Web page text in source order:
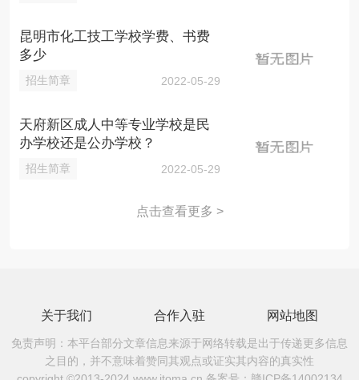
昆明市化工技工学校学费、书费
多少
招生简章 2022-05-29
天府新区成人中等专业学校是民
办学校还是公办学校？
招生简章 2022-05-29
点击查看更多 >
关于我们 合作入驻 网站地图
免责声明：本平台部分文章信息来源于网络转载是出于传递更多信息
之目的，并不意味着赞同其观点或证实其内容的真实性